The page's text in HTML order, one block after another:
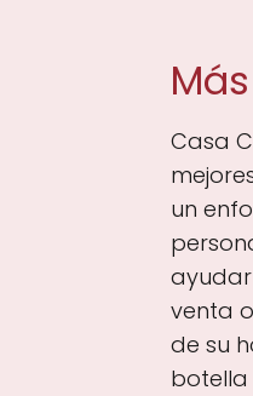
Casa
un
venta
de su
botella